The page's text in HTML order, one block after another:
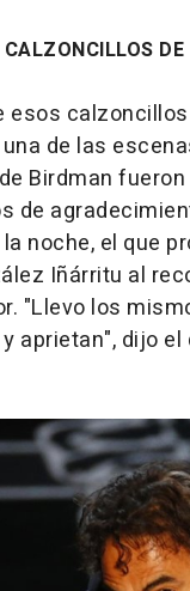
esos
de las
Birdman
de
noche, el que
Iñárritu al
"Llevo los
aprietan", dijo